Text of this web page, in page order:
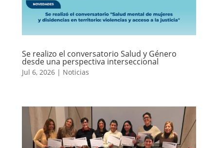
Se realizo el conversatorio Salud y Género
desde una perspectiva interseccional
Jul 6, 2026| Noticias